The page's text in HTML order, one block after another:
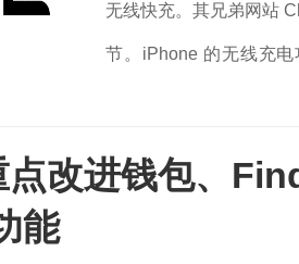
无线快充。其兄弟网站
节。iPhone 的无线充
点改进钱包、
能